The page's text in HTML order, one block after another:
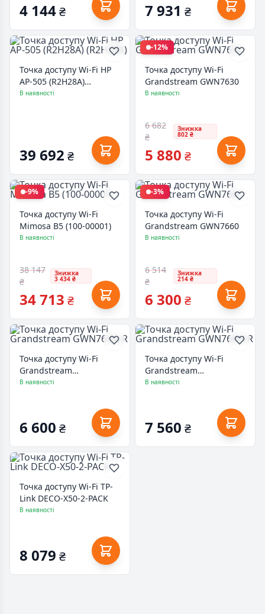
4 144₴ 7 931 ₴
Точка доступу Wi-Fi HP
AP-505 (R2H28A)
(R2H28A)
В наявності
39 692 ₴
-12%
Точка доступу Wi-Fi
Grandstream GWN7630
В наявності
6 682
₴
Знижка
802 ₴
5 880 ₴
-9%
Точка доступу Wi-Fi
Mimosa B5 (100-00001)
В наявності
38 147
₴
Знижка
3 434 ₴
34 713 ₴
-3%
Точка доступу Wi-Fi
Grandstream GWN7660
В наявності
6 514
₴
Знижка
214 ₴
6 300 ₴
Точка доступу Wi-Fi
Grandstream
GWN7605LR
В наявності
6 600 ₴
Точка доступу Wi-Fi
Grandstream
GWN7660LR
В наявності
7 560 ₴
Точка доступу Wi-Fi TP-
Link DECO-X50-2-PACK
В наявності
8 079 ₴